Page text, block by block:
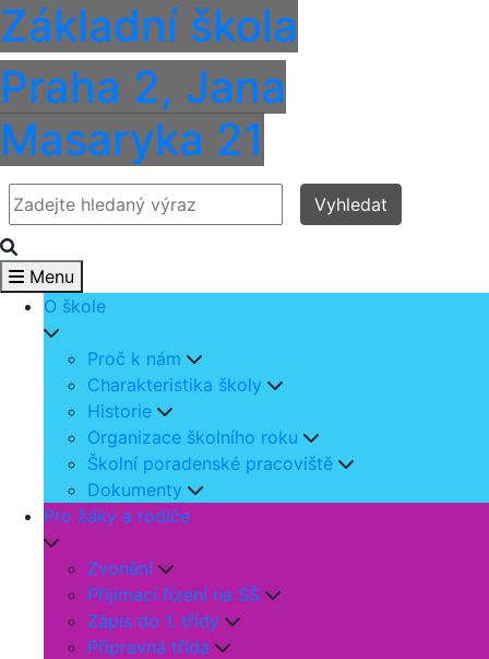
Základní škola
Praha 2, Jana
Masaryka 21
Vyhledat
Menu
O škole
Proč k nám
Charakteristika školy
Historie
Organizace školního roku
Školní poradenské pracoviště
Dokumenty
Pro žáky a rodiče
Zvonění
Přijímací řízení na SŠ
Zápis do 1. třídy
Přípravná třída